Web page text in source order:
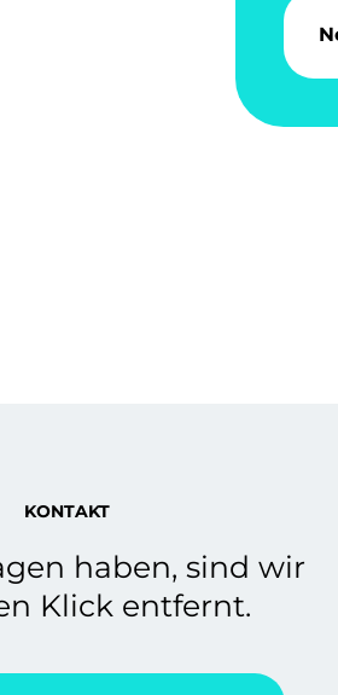
KONTAKT
haben, sind wir
Klick entfernt.